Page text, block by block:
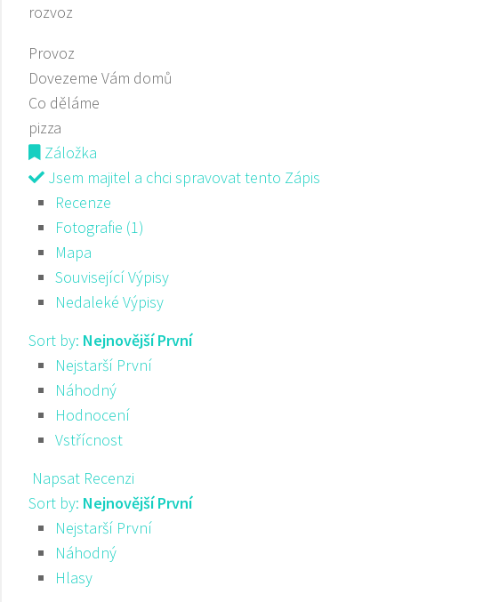
rozvoz
Provoz
Dovezeme Vám domů
Co děláme
pizza
Záložka
Jsem majitel a chci spravovat tento Zápis
Recenze
Fotografie (1)
Mapa
Související Výpisy
Nedaleké Výpisy
Sort by: Nejnovější První
Nejstarší První
Náhodný
Hodnocení
Vstřícnost
Napsat Recenzi
Sort by: Nejnovější První
Nejstarší První
Náhodný
Hlasy